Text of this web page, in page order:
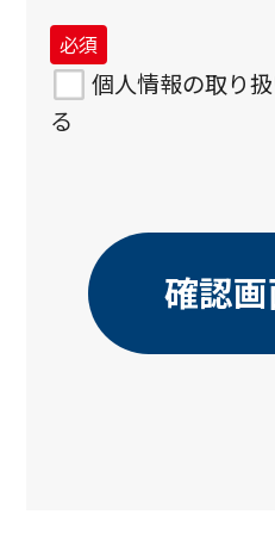
活動を進めていきます
管理すべきお客様の大
にとっても新たな価値
個人情報に関す
個人情報の取得
個人情報を、特
個人情報の取り
る